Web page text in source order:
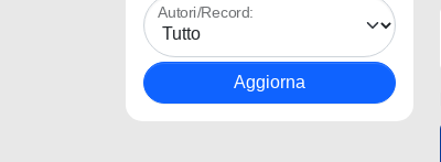
Autori/Record: